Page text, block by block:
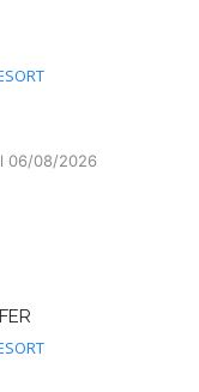
06/08/2026